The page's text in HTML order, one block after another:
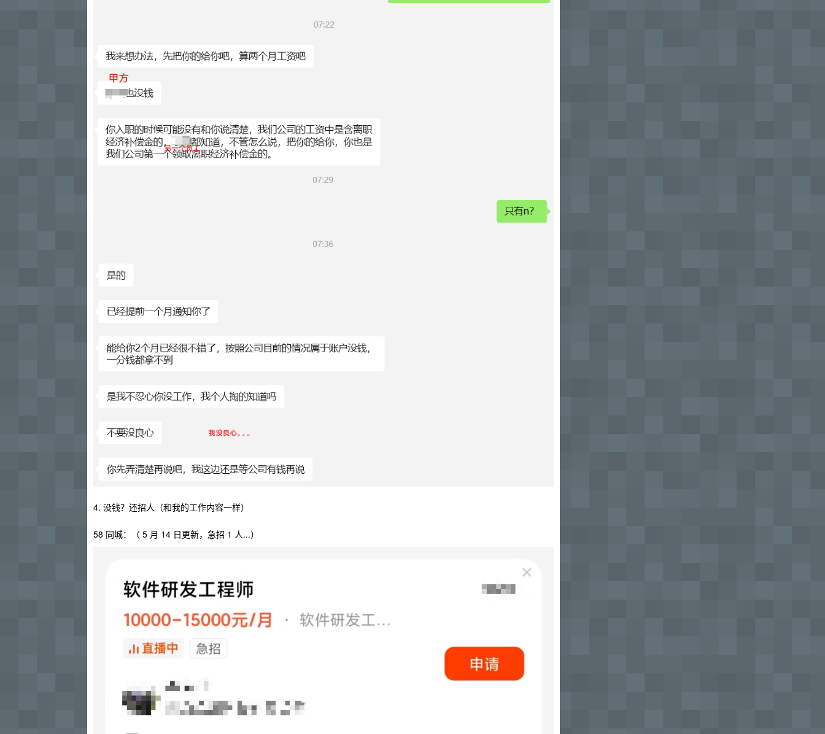
4. 没钱？还招人（和我的工作内容一样）
58 同城：（ 5 月 14 日更新，急招 1 人...）